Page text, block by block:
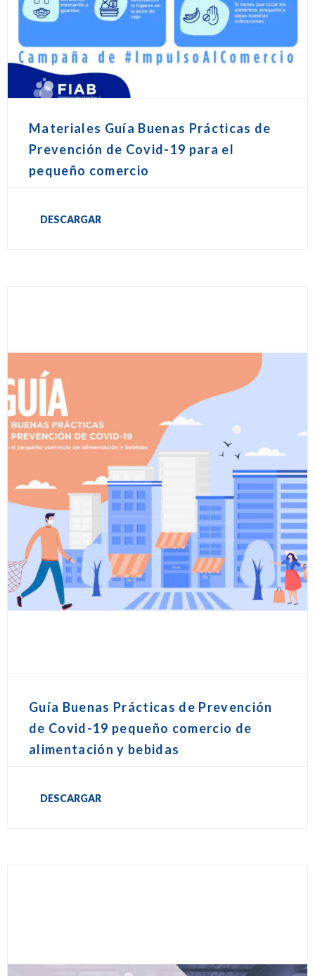
Materiales Guía Buenas Prácticas de
Prevención de Covid-19 para el
pequeño comercio
DESCARGAR
Guía Buenas Prácticas de Prevención
de Covid-19 pequeño comercio de
alimentación y bebidas
DESCARGAR